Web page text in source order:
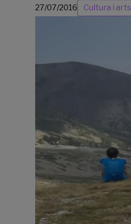
27/07/2016 Cultura i arts